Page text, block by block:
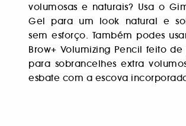
volumosas e naturais? Usa o
Gel para um look natural e
sem esforço. Também podes
Brow+ Volumizing Pencil feito
para sobrancelhes extra
esbate com a escova